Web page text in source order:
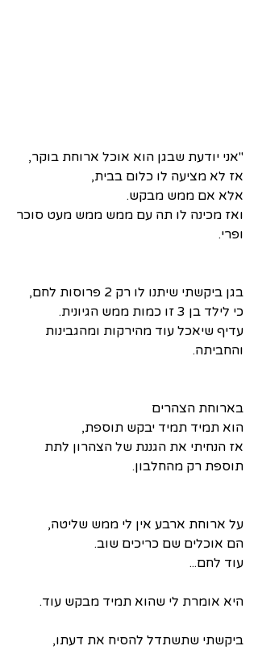
"אני יודעת שבגן הוא אוכל ארוחת בוקר,
אז לא מציעה לו כלום בבית,
אלא אם ממש מבקש.
ואז מכינה לו תה עם ממש ממש מעט סוכר
ופרי.
בגן ביקשתי שיתנו לו רק 2 פרוסות לחם,
כי לילד בן 3 זו כמות ממש הגיונית.
עדיף שיאכל עוד מהירקות ומהגבינות
והחביתה.
בארוחת הצהרים
הוא תמיד תמיד יבקש תוספת,
אז הנחיתי את הגננת של הצהרון לתת
תוספת רק מהחלבון.
על ארוחת ארבע אין לי ממש שליטה,
הם אוכלים שם כריכים שוב.
עוד לחם...
היא אומרת לי שהוא תמיד מבקש עוד.
ביקשתי שתשתדל להסיח את דעתו,